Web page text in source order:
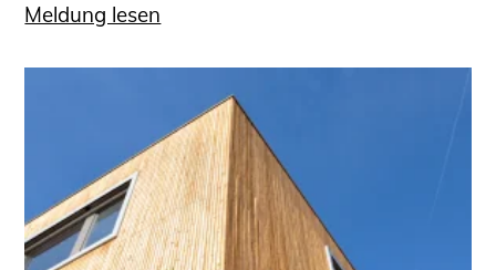
Meldung lesen